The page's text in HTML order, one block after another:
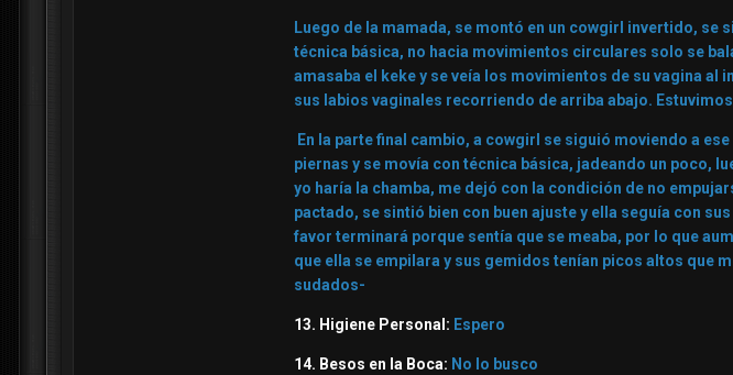
Luego de la mamada, se montó en un cowgirl invertido,
técnica básica, no hacia movimientos circulares solo se
amasaba el keke y se veía los movimientos de su vagina
sus labios vaginales recorriendo de arriba abajo.
En la parte final cambio, a cowgirl se siguió moviendo a
piernas y se movía con técnica básica, jadeando un poco,
yo haría la chamba, me dejó con la condición de no
pactado, se sintió bien con buen ajuste y ella seguía con
favor terminará porque sentía que se meaba, por lo que
que ella se empilara y sus gemidos tenían picos altos que
sudados-
13. Higiene Personal: Espero
14. Besos en la Boca: No lo busco